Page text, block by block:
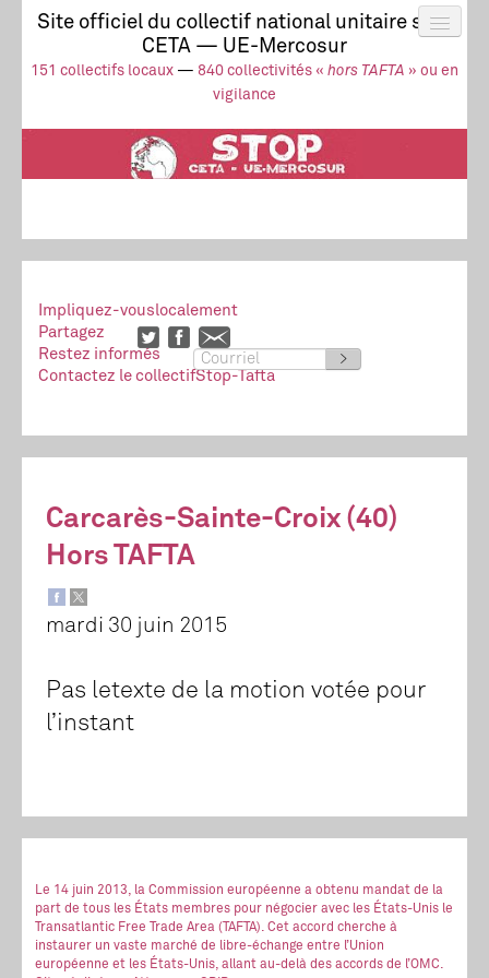
Site officiel du collectif national unitaire stop
CETA — UE-Mercosur
151 collectifs locaux — 840 collectivités « hors TAFTA » ou en
vigilance
Actus
UE-Mercosur
Stop à l’impunité !
TAFTA
CETA
Collectif
Impliquez-vouslocalement
Partagez
Restez informés
>
Contactez le collectifStop-Tafta
Carcarès-Sainte-Croix (40)
Hors TAFTA
mardi 30 juin 2015
Pas letexte de la motion votée pour
l’instant
Le 14 juin 2013, la Commission européenne a obtenu mandat de la
part de tous les États membres pour négocier avec les États-Unis le
Transatlantic Free Trade Area (TAFTA). Cet accord cherche à
instaurer un vaste marché de libre-échange entre l’Union
européenne et les États-Unis, allant au-delà des accords de l’OMC.